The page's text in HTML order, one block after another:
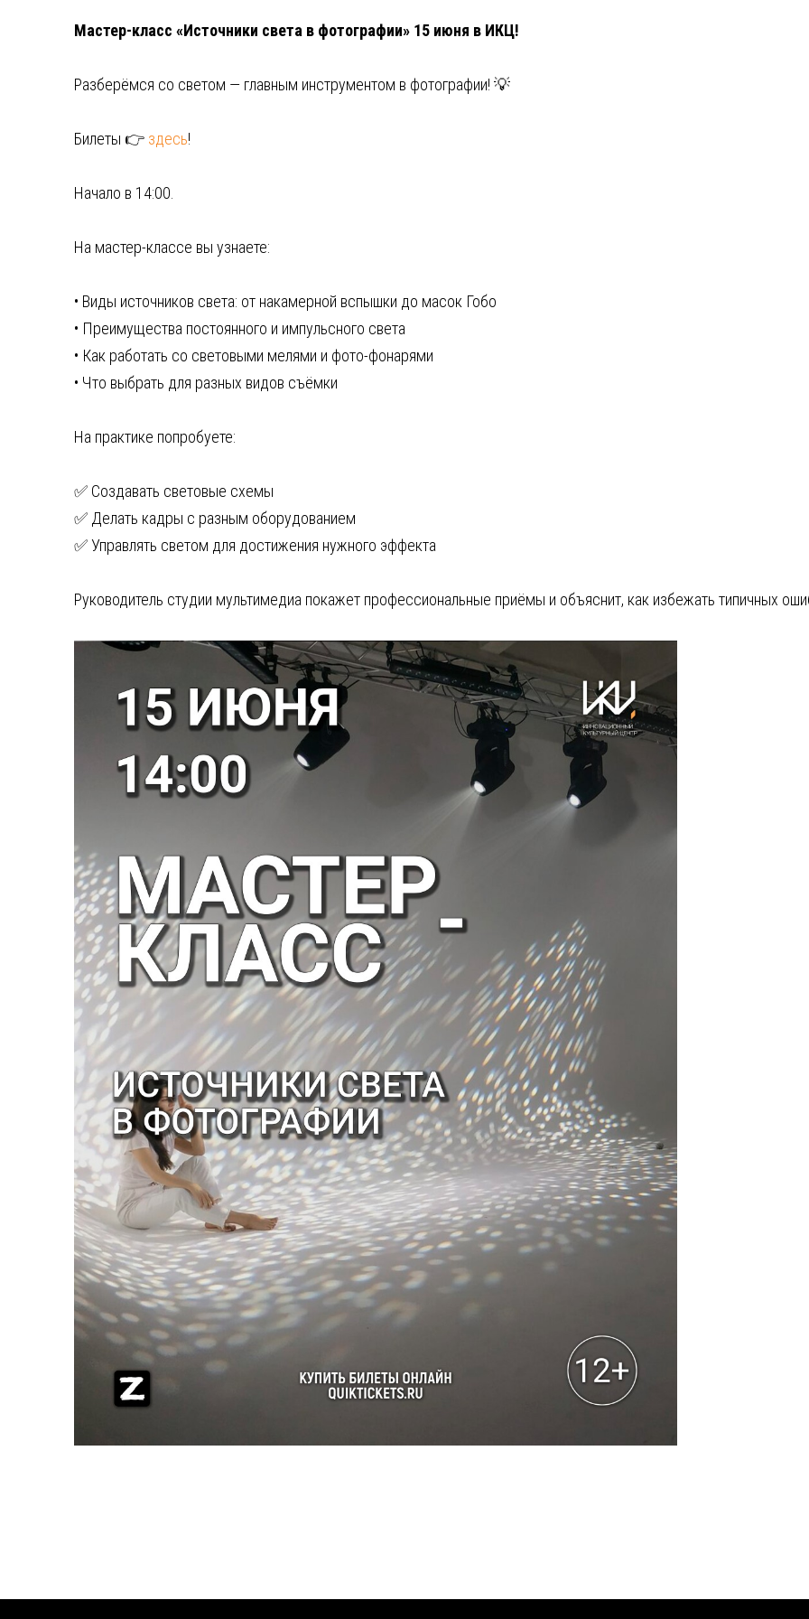
Мастер-класс «Источники света в фотографии» 15 июня в ИКЦ!
Разберёмся со светом — главным инструментом в фотографии! 💡
Билеты 👉 здесь!
Начало в 14:00.
На мастер-классе вы узнаете:
• Виды источников света: от накамерной вспышки до масок Гобо
• Преимущества постоянного и импульсного света
• Как работать со световыми мелями и фото-фонарями
• Что выбрать для разных видов съёмки
На практике попробуете:
✅ Создавать световые схемы
✅ Делать кадры с разным оборудованием
✅ Управлять светом для достижения нужного эффекта
Руководитель студии мультимедиа покажет профессиональные приёмы и объяснит, как избежать типичных